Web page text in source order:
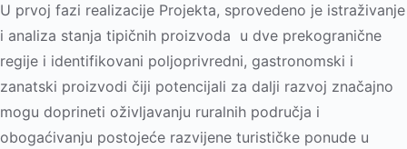
U prvoj fazi realizacije Projekta, sprovedeno je istraživanje
i analiza stanja tipičnih proizvoda u dve prekogranične
regije i identifikovani polјoprivredni, gastronomski i
zanatski proizvodi čiji potencijali za dalјi razvoj značajno
mogu doprineti oživlјavanju ruralnih područja i
obogaćivanju postojeće razvijene turističke ponude u